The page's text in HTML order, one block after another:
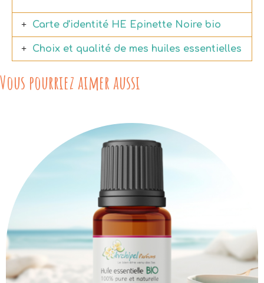
Carte d'identité HE Epinette Noire bio
Choix et qualité de mes huiles essentielles
Vous pourriez aimer aussi